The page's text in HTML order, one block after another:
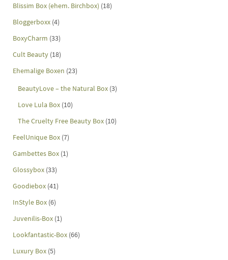
Blissim Box (ehem. Birchbox) (18)
Bloggerboxx (4)
BoxyCharm (33)
Cult Beauty (18)
Ehemalige Boxen (23)
BeautyLove – the Natural Box (3)
Love Lula Box (10)
The Cruelty Free Beauty Box (10)
FeelUnique Box (7)
Gambettes Box (1)
Glossybox (33)
Goodiebox (41)
InStyle Box (6)
Juvenilis-Box (1)
Lookfantastic-Box (66)
Luxury Box (5)